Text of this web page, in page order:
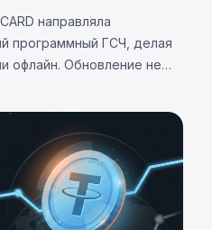
направляла
программный ГСЧ, делая
офлайн. Обновление не